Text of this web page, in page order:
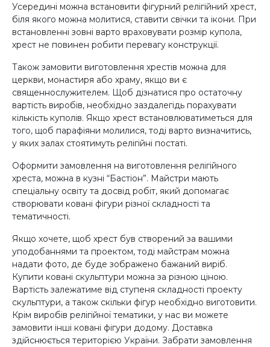
Усередині можна встановити фігурний релігійний хрест,
біля якого можна молитися, ставити свічки та ікони. При
встановленні зовні варто враховувати розмір купола,
хрест не повинен робити перевагу конструкції.
Також замовити виготовлення хрестів можна для
церкви, монастиря або храму, якщо ви є
священнослужителем. Щоб дізнатися про остаточну
вартість виробів, необхідно заздалегідь порахувати
кількість куполів. Якщо хрест встановлюватиметься для
того, щоб парафіяни молилися, тоді варто визначитись,
у яких залах стоятимуть релігійні постаті.
Оформити замовлення на виготовлення релігійного
хреста, можна в кузні “Бастіон”. Майстри мають
спеціальну освіту та досвід робіт, який допомагає
створювати ковані фігури різної складності та
тематичності.
Якщо хочете, щоб хрест був створений за вашими
уподобаннями та проектом, тоді майстрам можна
надати фото, де буде зображено бажаний виріб.
Купити ковані скульптури можна за різною ціною.
Вартість залежатиме від ступеня складності проекту
скульптури, а також скільки фігур необхідно виготовити.
Крім виробів релігійної тематики, у нас ви можете
замовити інші ковані фігури додому. Доставка
здійснюється територією України. Забрати замовлення